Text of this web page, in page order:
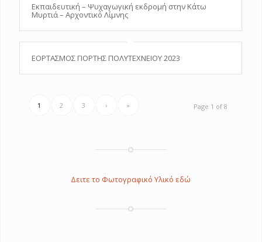
Εκπαιδευτική – Ψυχαγωγική εκδρομή στην Κάτω
Μυρτιά – Αρχοντικό Λίμνης
ΕΟΡΤΑΣΜΟΣ ΓΙΟΡΤΗΣ ΠΟΛΥΤΕΧΝΕΙΟΥ 2023
Page 1 of 8
1 2 3 › »
Δειτε το Φωτογραφικό Υλικό εδώ